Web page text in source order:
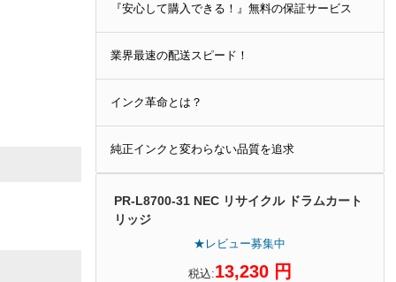
『安心して購入できる！』無料の保証サービス
業界最速の配送スピード！
インク革命とは？
純正インクと変わらない品質を追求
PR-L8700-31 NEC リサイクル ドラムカート
リッジ
★レビュー募集中
税込:13,230 円